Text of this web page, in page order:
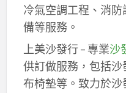
冷氣空調工程、消
備等服務。
上美沙發行 – 專業沙
供訂做服務，包括
布椅墊等。致力於沙